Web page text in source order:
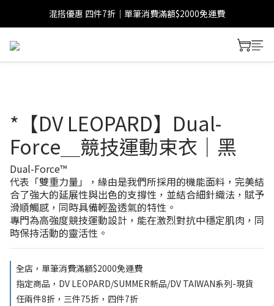
混搭優惠 四件7折｜單筆消費滿額$2000免運費
*【DV LEOPARD】Dual-
Force＿競技運動束衣｜黑
Dual-Force™
代表「雙重力量」，緣由是我們所採用的機能面料，完美結
合了強大的延展性與出色的支撐性，並結合細針織法，賦予
滑順觸感，同時具備輕盈透氣的特性。
專門為高強度競技運動設計，能在激烈對抗中穩定肌肉，同
時保持活動的靈活性。
全店，單筆消費滿額$2000免運費
指定商品，DV LEOPARD/SUMMER新品/DV TAIWAN系列-現貨
任兩件8折，三件75折，四件7折